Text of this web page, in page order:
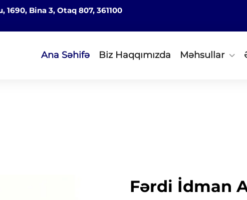
Bina 3, Otaq 807, 361100
Ana Səhifə Biz Haqqımızda Məhsullar
Fərdi İdman